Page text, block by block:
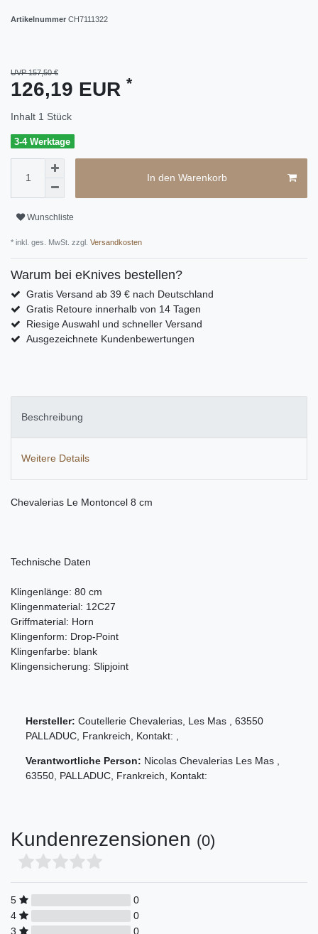
Artikelnummer CH7111322
UVP 157,50 €
126,19 EUR *
Inhalt 1 Stück
3-4 Werktage
In den Warenkorb
Wunschliste
* inkl. ges. MwSt. zzgl. Versandkosten
Warum bei eKnives bestellen?
Gratis Versand ab 39 € nach Deutschland
Gratis Retoure innerhalb von 14 Tagen
Riesige Auswahl und schneller Versand
Ausgezeichnete Kundenbewertungen
Beschreibung
Weitere Details
Chevalerias Le Montoncel 8 cm
Technische Daten
Klingenlänge: 80 cm
Klingenmaterial: 12C27
Griffmaterial: Horn
Klingenform: Drop-Point
Klingenfarbe: blank
Klingensicherung: Slipjoint
Hersteller: Coutellerie Chevalerias Les Mas
63550
PALLADUC Frankreich , Kontakt:
Verantwortliche Person: Nicolas Chevalerias Les Mas
63550 PALLADUC Frankreich , Kontakt:
Kundenrezensionen (0)
5
0
4
0
3
0